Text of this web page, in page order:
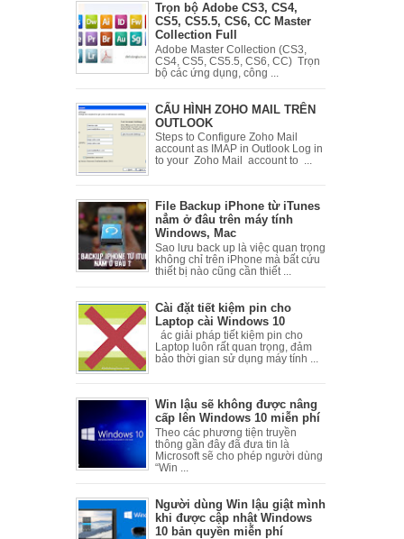
Trọn bộ Adobe CS3, CS4,
CS5, CS5.5, CS6, CC Master
Collection Full
Adobe Master Collection (CS3,
CS4, CS5, CS5.5, CS6, CC) Trọn
bộ các ứng dụng, công ...
CẤU HÌNH ZOHO MAIL TRÊN
OUTLOOK
Steps to Configure Zoho Mail
account as IMAP in Outlook Log in
to your Zoho Mail account to ...
File Backup iPhone từ iTunes
nẳm ở đâu trên máy tính
Windows, Mac
Sao lưu back up là việc quan trọng
không chỉ trên iPhone mà bất cứu
thiết bị nào cũng cần thiết ...
Cài đặt tiết kiệm pin cho
Laptop cài Windows 10
ác giải pháp tiết kiệm pin cho
Laptop luôn rất quan trọng, đảm
bảo thời gian sử dụng máy tính ...
Win lậu sẽ không được nâng
cấp lên Windows 10 miễn phí
Theo các phương tiện truyền
thông gần đây đã đưa tin là
Microsoft sẽ cho phép người dùng
“Win ...
Người dùng Win lậu giật mình
khi được cập nhật Windows
10 bản quyền miễn phí